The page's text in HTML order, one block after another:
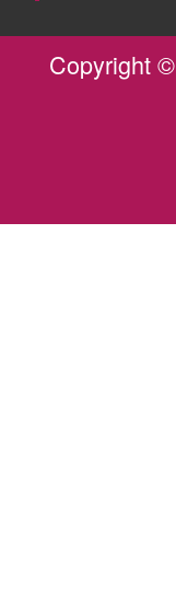
Copyright